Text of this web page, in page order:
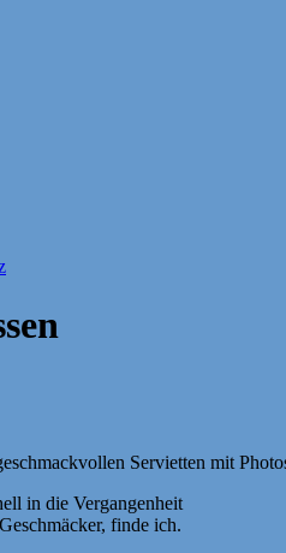
Servietten mit
in die Vergangenheit
finde ich.